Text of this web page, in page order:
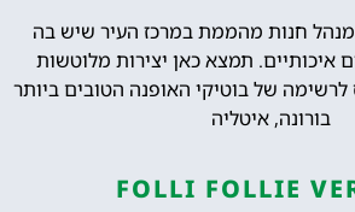
מנהל חנות מהממת במרכז העיר שיש בה
איכותיים. תמצא כאן יצירות מלוטשות
של בוטיקי האופנה הטובים ביותר
בורונה, איטליה
FOLLI FOLLIE